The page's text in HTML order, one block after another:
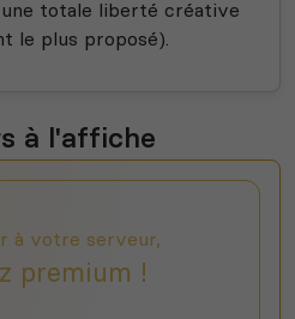
totale liberté créative
le plus proposé).
à l'affiche
à votre serveur,
premium !